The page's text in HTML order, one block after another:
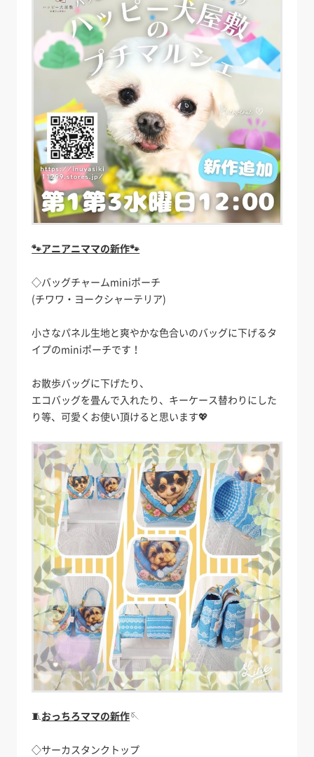
🐾アニアニママの新作🐾
◇バッグチャームminiポーチ
(チワワ・ヨークシャーテリア)
小さなパネル生地と爽やかな色合いのバッグに下げるタ
イプのminiポーチです！
お散歩バッグに下げたり、
エコバッグを畳んで入れたり、キーケース替わりにした
り等、可愛くお使い頂けると思います💖
🧵おっちろママの新作🪡
◇サーカスタンクトップ